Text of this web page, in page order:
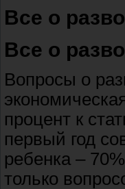
Все о
Все о
Вопросы о
процент к
первый год
ребенка –
только